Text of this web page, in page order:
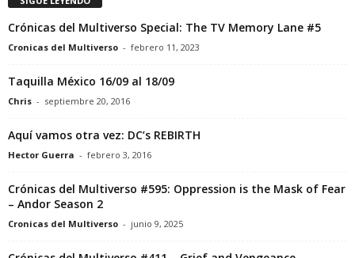
Crónicas del Multiverso Special: The TV Memory Lane #5
Cronicas del Multiverso - febrero 11, 2023
Taquilla México 16/09 al 18/09
Chris - septiembre 20, 2016
Aquí vamos otra vez: DC’s REBIRTH
Hector Guerra - febrero 3, 2016
Crónicas del Multiverso #595: Oppression is the Mask of Fear
– Andor Season 2
Cronicas del Multiverso - junio 9, 2025